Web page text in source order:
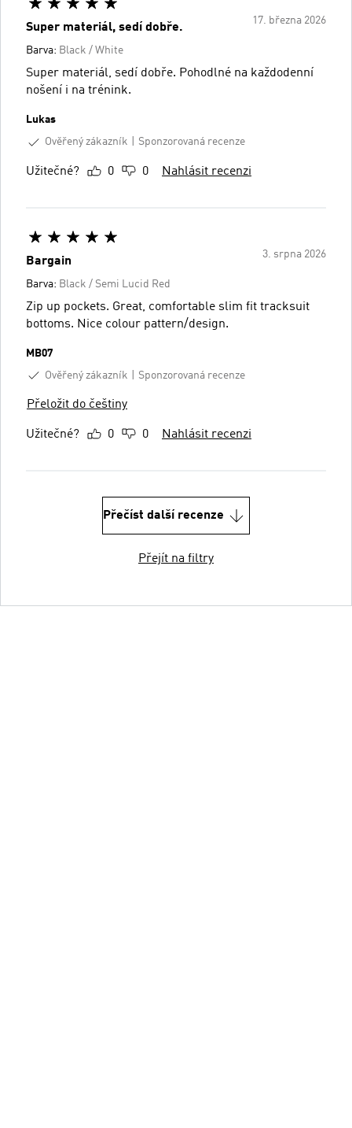
17. března 2026
Super materiál, sedí dobře.
Barva: Black / White
Super materiál, sedí dobře. Pohodlné na každodenní
nošení i na trénink.
Lukas
Ověřený zákazník
Sponzorovaná recenze
Užitečné? 0 0 Nahlásit recenzi
3. srpna 2026
Bargain
Barva: Black / Semi Lucid Red
Zip up pockets. Great, comfortable slim fit tracksuit
bottoms. Nice colour pattern/design.
MB07
Ověřený zákazník
Sponzorovaná recenze
Přeložit do češtiny
Užitečné? 0 0 Nahlásit recenzi
Přečíst další recenze
Přejít na filtry